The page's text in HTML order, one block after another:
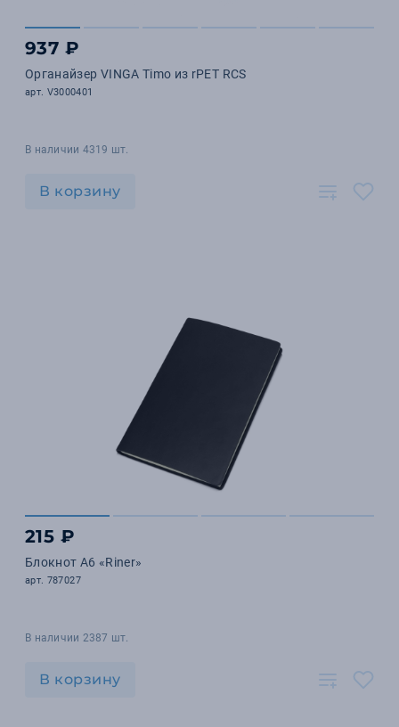
937 ₽
Органайзер VINGA Timo из rPET RCS
арт. V3000401
В наличии 4319 шт.
В корзину
215 ₽
Блокнот А6 «Riner»
арт. 787027
В наличии 2387 шт.
В корзину